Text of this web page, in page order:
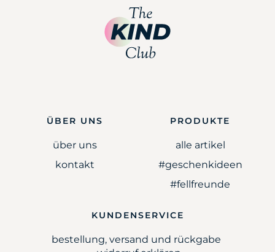
ÜBER UNS
über uns
kontakt
PRODUKTE
alle artikel
#geschenkideen
#fellfreunde
KUNDENSERVICE
bestellung, versand und rückgabe